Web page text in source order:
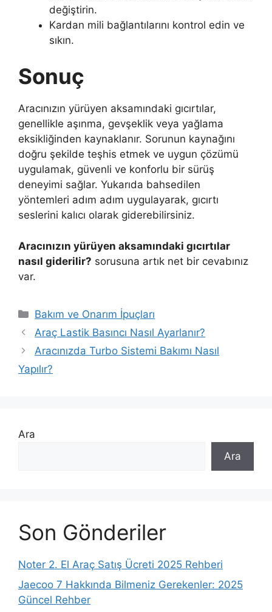
değiştirin.
Kardan mili bağlantılarını kontrol edin ve
sıkın.
Sonuç
Aracınızın yürüyen aksamındaki gıcırtılar,
genellikle aşınma, gevşeklik veya yağlama
eksikliğinden kaynaklanır. Sorunun kaynağını
doğru şekilde teşhis etmek ve uygun çözümü
uygulamak, güvenli ve konforlu bir sürüş
deneyimi sağlar. Yukarıda bahsedilen
yöntemleri adım adım uygulayarak, gıcırtı
seslerini kalıcı olarak giderebilirsiniz.
Aracınızın yürüyen aksamındaki gıcırtılar
nasıl giderilir? sorusuna artık net bir cevabınız
var.
Kategoriler
Bakım ve Onarım İpuçları
Araç Lastik Basıncı Nasıl Ayarlanır?
Aracınızda Turbo Sistemi Bakımı Nasıl
Yapılır?
Ara
Ara
Son Gönderiler
Noter 2. El Araç Satış Ücreti 2025 Rehberi
Jaecoo 7 Hakkında Bilmeniz Gerekenler: 2025
Güncel Rehber